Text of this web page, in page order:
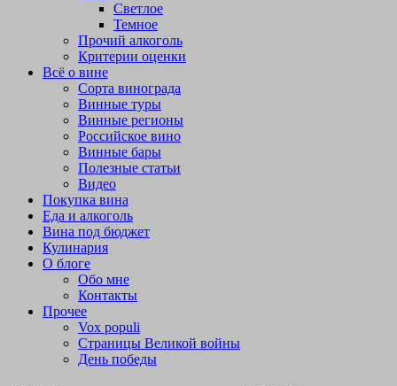
Светлое
Темное
Прочий алкоголь
Критерии оценки
Всё о вине
Сорта винограда
Винные туры
Винные регионы
Российское вино
Винные бары
Полезные статьи
Видео
Покупка вина
Еда и алкоголь
Вина под бюджет
Кулинария
О блоге
Обо мне
Контакты
Прочее
Vox populi
Страницы Великой войны
День победы